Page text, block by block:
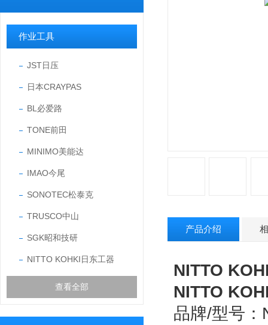
作业工具
JST日压
日本CRAYPAS
BL必爱路
TONE前田
MINIMO美能达
IMAO今尾
SONOTEC松泰克
TRUSCO中山
SGK昭和技研
NITTO KOHKI日东工器
查看全部
产品介绍
NITTO
NITTO
品牌/型号